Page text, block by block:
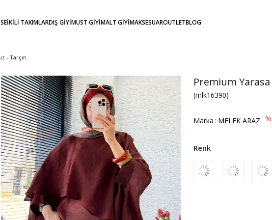
İKİLİ TAKIMLARDIŞ GİYİMÜST GİYİMALT GİYİMAKSESUAROUTLETBLOG
- Tarçın
Premium Yarasa
(mlk16390)
Marka : MELEK ARAZ %